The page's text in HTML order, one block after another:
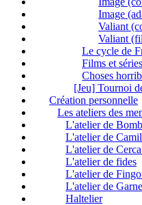
Image
Valiant
Valiant
Le cycle de
Films et
Choses
[Jeu] Tournoi
Création personnelle
Les ateliers des
L'atelier de
L'atelier de
L'atelier de
L'atelier de fides
L'atelier de
L'atelier de
Haltelier